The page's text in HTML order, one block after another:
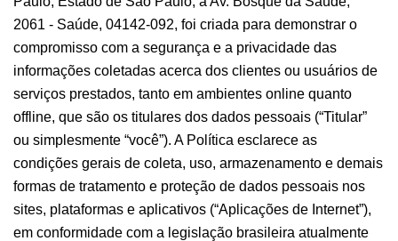
2061 - Saúde, 04142-092, foi criada para demonstrar o
compromisso com a segurança e a privacidade das
informações coletadas acerca dos clientes ou usuários de
serviços prestados, tanto em ambientes online quanto
offline, que são os titulares dos dados pessoais (“Titular”
ou simplesmente “você”). A Política esclarece as
condições gerais de coleta, uso, armazenamento e demais
formas de tratamento e proteção de dados pessoais nos
sites, plataformas e aplicativos (“Aplicações de Internet”),
em conformidade com a legislação brasileira atualmente